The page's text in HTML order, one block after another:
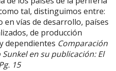
tal, distinguimos entre:
en vías de desarrollo, países
de producción
dependientes Comparación
en su publicación: El
15